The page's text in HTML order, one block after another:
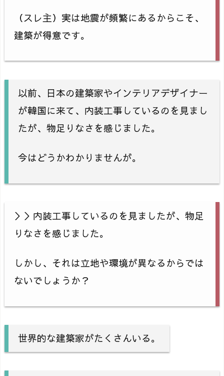
（スレ主）実は地震が頻繁にあるからこそ、
建築が得意です。
以前、日本の建築家やインテリアデザイナー
が韓国に来て、内装工事しているのを見まし
たが、物足りなさを感じました。
今はどうかわかりませんが。
＞＞内装工事しているのを見ましたが、物足
りなさを感じました。
しかし、それは立地や環境が異なるからでは
ないでしょうか？
世界的な建築家がたくさんいる。